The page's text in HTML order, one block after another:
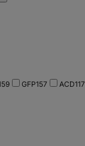
GFP157 ACD117